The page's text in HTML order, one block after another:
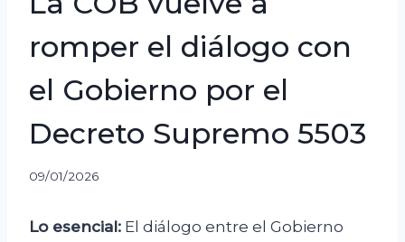
romper el diálogo con
el Gobierno por el
Decreto Supremo 5503
09/01/2026
Lo esencial: El diálogo entre el Gobierno